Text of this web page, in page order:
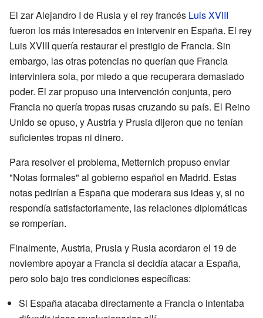
El zar Alejandro I de Rusia y el rey francés Luis XVIII
fueron los más interesados en intervenir en España. El rey
Luis XVIII quería restaurar el prestigio de Francia. Sin
embargo, las otras potencias no querían que Francia
interviniera sola, por miedo a que recuperara demasiado
poder. El zar propuso una intervención conjunta, pero
Francia no quería tropas rusas cruzando su país. El Reino
Unido se opuso, y Austria y Prusia dijeron que no tenían
suficientes tropas ni dinero.
Para resolver el problema, Metternich propuso enviar
"Notas formales" al gobierno español en Madrid. Estas
notas pedirían a España que moderara sus ideas y, si no
respondía satisfactoriamente, las relaciones diplomáticas
se romperían.
Finalmente, Austria, Prusia y Rusia acordaron el 19 de
noviembre apoyar a Francia si decidía atacar a España,
pero solo bajo tres condiciones específicas:
Si España atacaba directamente a Francia o intentaba